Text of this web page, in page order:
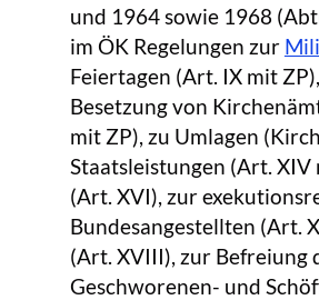
und 1964 sowie 1968
im ÖK Regelungen zur
Feiertagen (Art. IX mit
Besetzung von
mit ZP), zu Umlagen
Staatsleistungen (Art.
(Art. XVI), zur
Bundesangestellten (Art.
(Art. XVIII), zur Befreiung
Geschworenen- und